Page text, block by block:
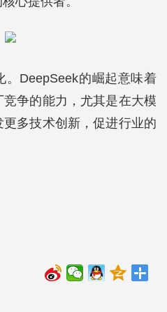
。DeepSeek的崛起意味着
争的能力，尤其是在大模
多技术创新，促进行业的